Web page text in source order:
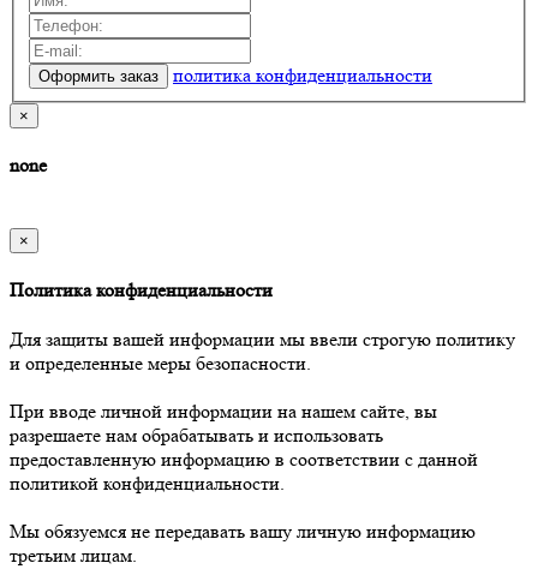
политика конфиденциальности
×
none
×
Политика конфиденциальности
Для защиты вашей информации мы ввели строгую политику
и определенные меры безопасности.
При вводе личной информации на нашем сайте, вы
разрешаете нам обрабатывать и использовать
предоставленную информацию в соответствии с данной
политикой конфиденциальности.
Мы обязуемся не передавать вашу личную информацию
третьим лицам.